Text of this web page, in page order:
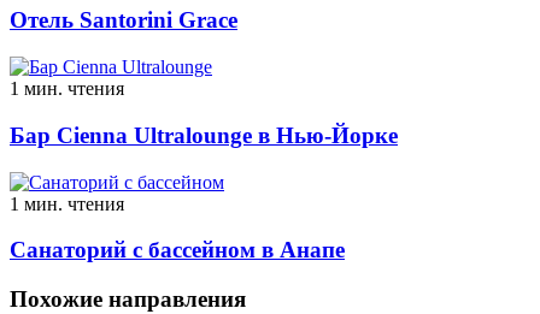
Отель Santorini Grace
1 мин. чтения
Бар Cienna Ultralounge в Нью-Йорке
1 мин. чтения
Санаторий с бассейном в Анапе
Похожие направления